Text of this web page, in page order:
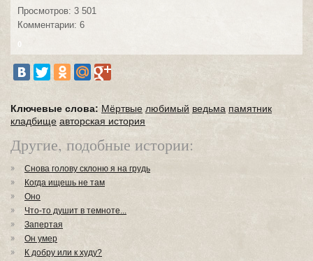
Просмотров: 3 501
Комментарии: 6
0
Ключевые слова: Мёртвые любимый ведьма памятник
кладбище авторская история
Другие, подобные истории:
Снова голову склоню я на грудь
Когда ищешь не там
Оно
Что-то душит в темноте...
Запертая
Он умер
К добру или к худу?